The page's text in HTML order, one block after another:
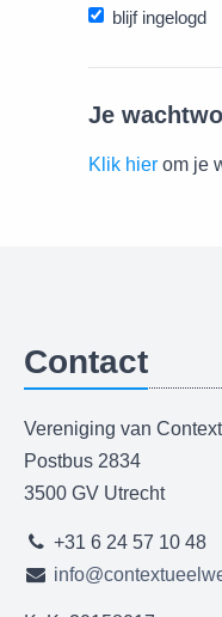
blijf ingelogd
Je
Klik hier om je
Contact
Vereniging van
Postbus 2834
3500 GV Utrecht
+31 6 24 57 10 48